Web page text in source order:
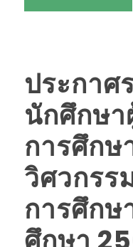
ประกาศ
นักศึกษ
การศึก
วิศวกรร
การศึกษ